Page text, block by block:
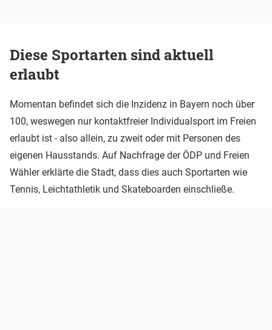
Diese Sportarten sind aktuell
erlaubt
Momentan befindet sich die Inzidenz in Bayern noch über
100, weswegen nur kontaktfreier Individualsport im Freien
erlaubt ist - also allein, zu zweit oder mit Personen des
eigenen Hausstands. Auf Nachfrage der ÖDP und Freien
Wähler erklärte die Stadt, dass dies auch Sportarten wie
Tennis, Leichtathletik und Skateboarden einschließe.